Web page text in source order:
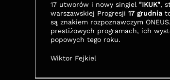
17 utworów i nowy singiel "IKUK",
warszawskiej Progresji 17 grudnia
są znakiem rozpoznawczym
prestiżowych programach, ich
popowych tego roku.
Wiktor Fejkiel